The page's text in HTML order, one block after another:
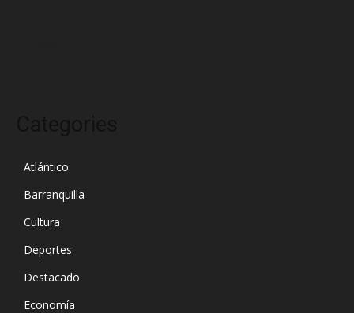
Atlántico
Barranquilla
Cultura
Deportes
Destacado
Economía